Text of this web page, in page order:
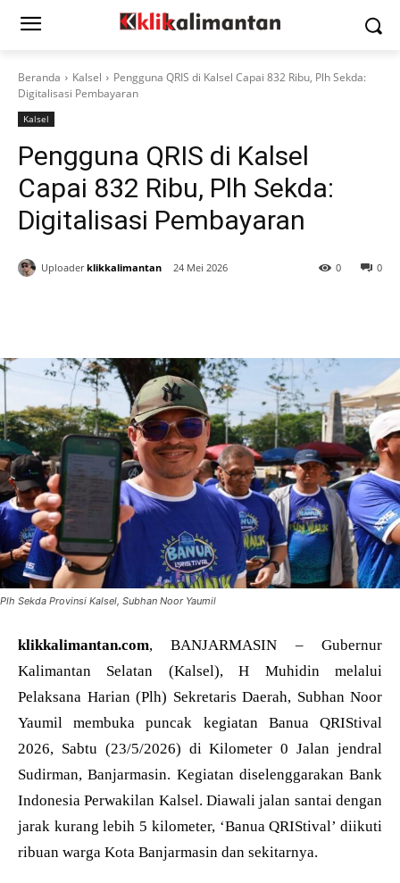
Beranda Kalsel
Pengguna QRIS di Kalsel Capai 832 Ribu, Plh Sekda:
Digitalisasi Pembayaran
Kalsel
Pengguna QRIS di Kalsel
Capai 832 Ribu, Plh Sekda:
Digitalisasi Pembayaran
Uploader klikkalimantan 24 Mei 2026 0
0
Plh Sekda Provinsi Kalsel, Subhan Noor Yaumil
klikkalimantan.com, BANJARMASIN – Gubernur
Kalimantan Selatan (Kalsel), H Muhidin melalui
Pelaksana Harian (Plh) Sekretaris Daerah, Subhan Noor
Yaumil membuka puncak kegiatan Banua QRIStival
2026, Sabtu (23/5/2026) di Kilometer 0 Jalan jendral
Sudirman, Banjarmasin. Kegiatan diselenggarakan Bank
Indonesia Perwakilan Kalsel. Diawali jalan santai dengan
jarak kurang lebih 5 kilometer, ‘Banua QRIStival’ diikuti
ribuan warga Kota Banjarmasin dan sekitarnya.